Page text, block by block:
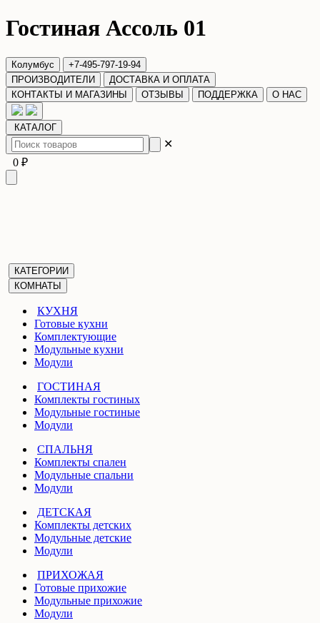
Гостиная Ассоль 01
Колумбус
+7-495-797-19-94
ПРОИЗВОДИТЕЛИ
ДОСТАВКА И ОПЛАТА
КОНТАКТЫ И МАГАЗИНЫ
ОТЗЫВЫ ПОДДЕРЖКА О НАС
КАТАЛОГ
✕
0 ₽
КАТЕГОРИИ
КОМНАТЫ
КУХНЯ
Готовые кухни
Комплектующие
Модульные кухни
Модули
ГОСТИНАЯ
Комплекты гостиных
Модульные гостиные
Модули
СПАЛЬНЯ
Комплекты спален
Модульные спальни
Модули
ДЕТСКАЯ
Комплекты детских
Модульные детские
Модули
ПРИХОЖАЯ
Готовые прихожие
Модульные прихожие
Модули